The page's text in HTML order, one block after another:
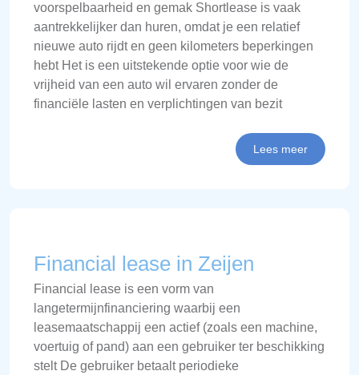
voorspelbaarheid en gemak Shortlease is vaak
aantrekkelijker dan huren, omdat je een relatief
nieuwe auto rijdt en geen kilometers beperkingen
hebt Het is een uitstekende optie voor wie de
vrijheid van een auto wil ervaren zonder de
financiële lasten en verplichtingen van bezit
Lees meer
Financial lease in Zeijen
Financial lease is een vorm van
langetermijnfinanciering waarbij een
leasemaatschappij een actief (zoals een machine,
voertuig of pand) aan een gebruiker ter beschikking
stelt De gebruiker betaalt periodieke